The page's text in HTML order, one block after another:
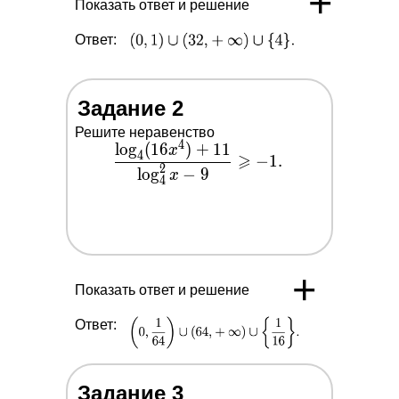
Показать ответ и решение
Ответ:
Задание 2
Решите неравенство
\dfrac{\log
_4(16
\geqslant-
log4
2 x − 9
log4(16x4) + 11
⩾ −1.
Показать ответ и решение +
Ответ:
Задание 3